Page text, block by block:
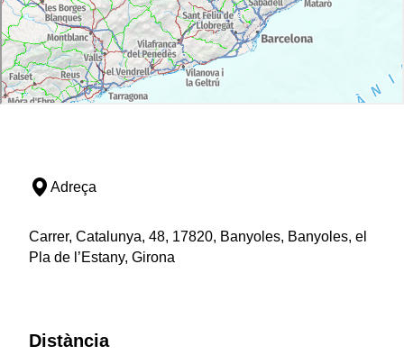
Adreça
Carrer, Catalunya, 48, 17820, Banyoles, Banyoles, el
Pla de l’Estany, Girona
Distància